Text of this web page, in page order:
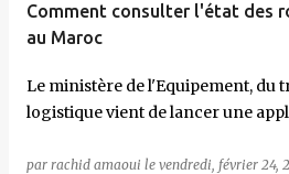
Comment consulter l'état des
au Maroc
Le ministère de l'Equipement, du
logistique vient de lancer une
par rachid amaoui le vendredi, février 24,